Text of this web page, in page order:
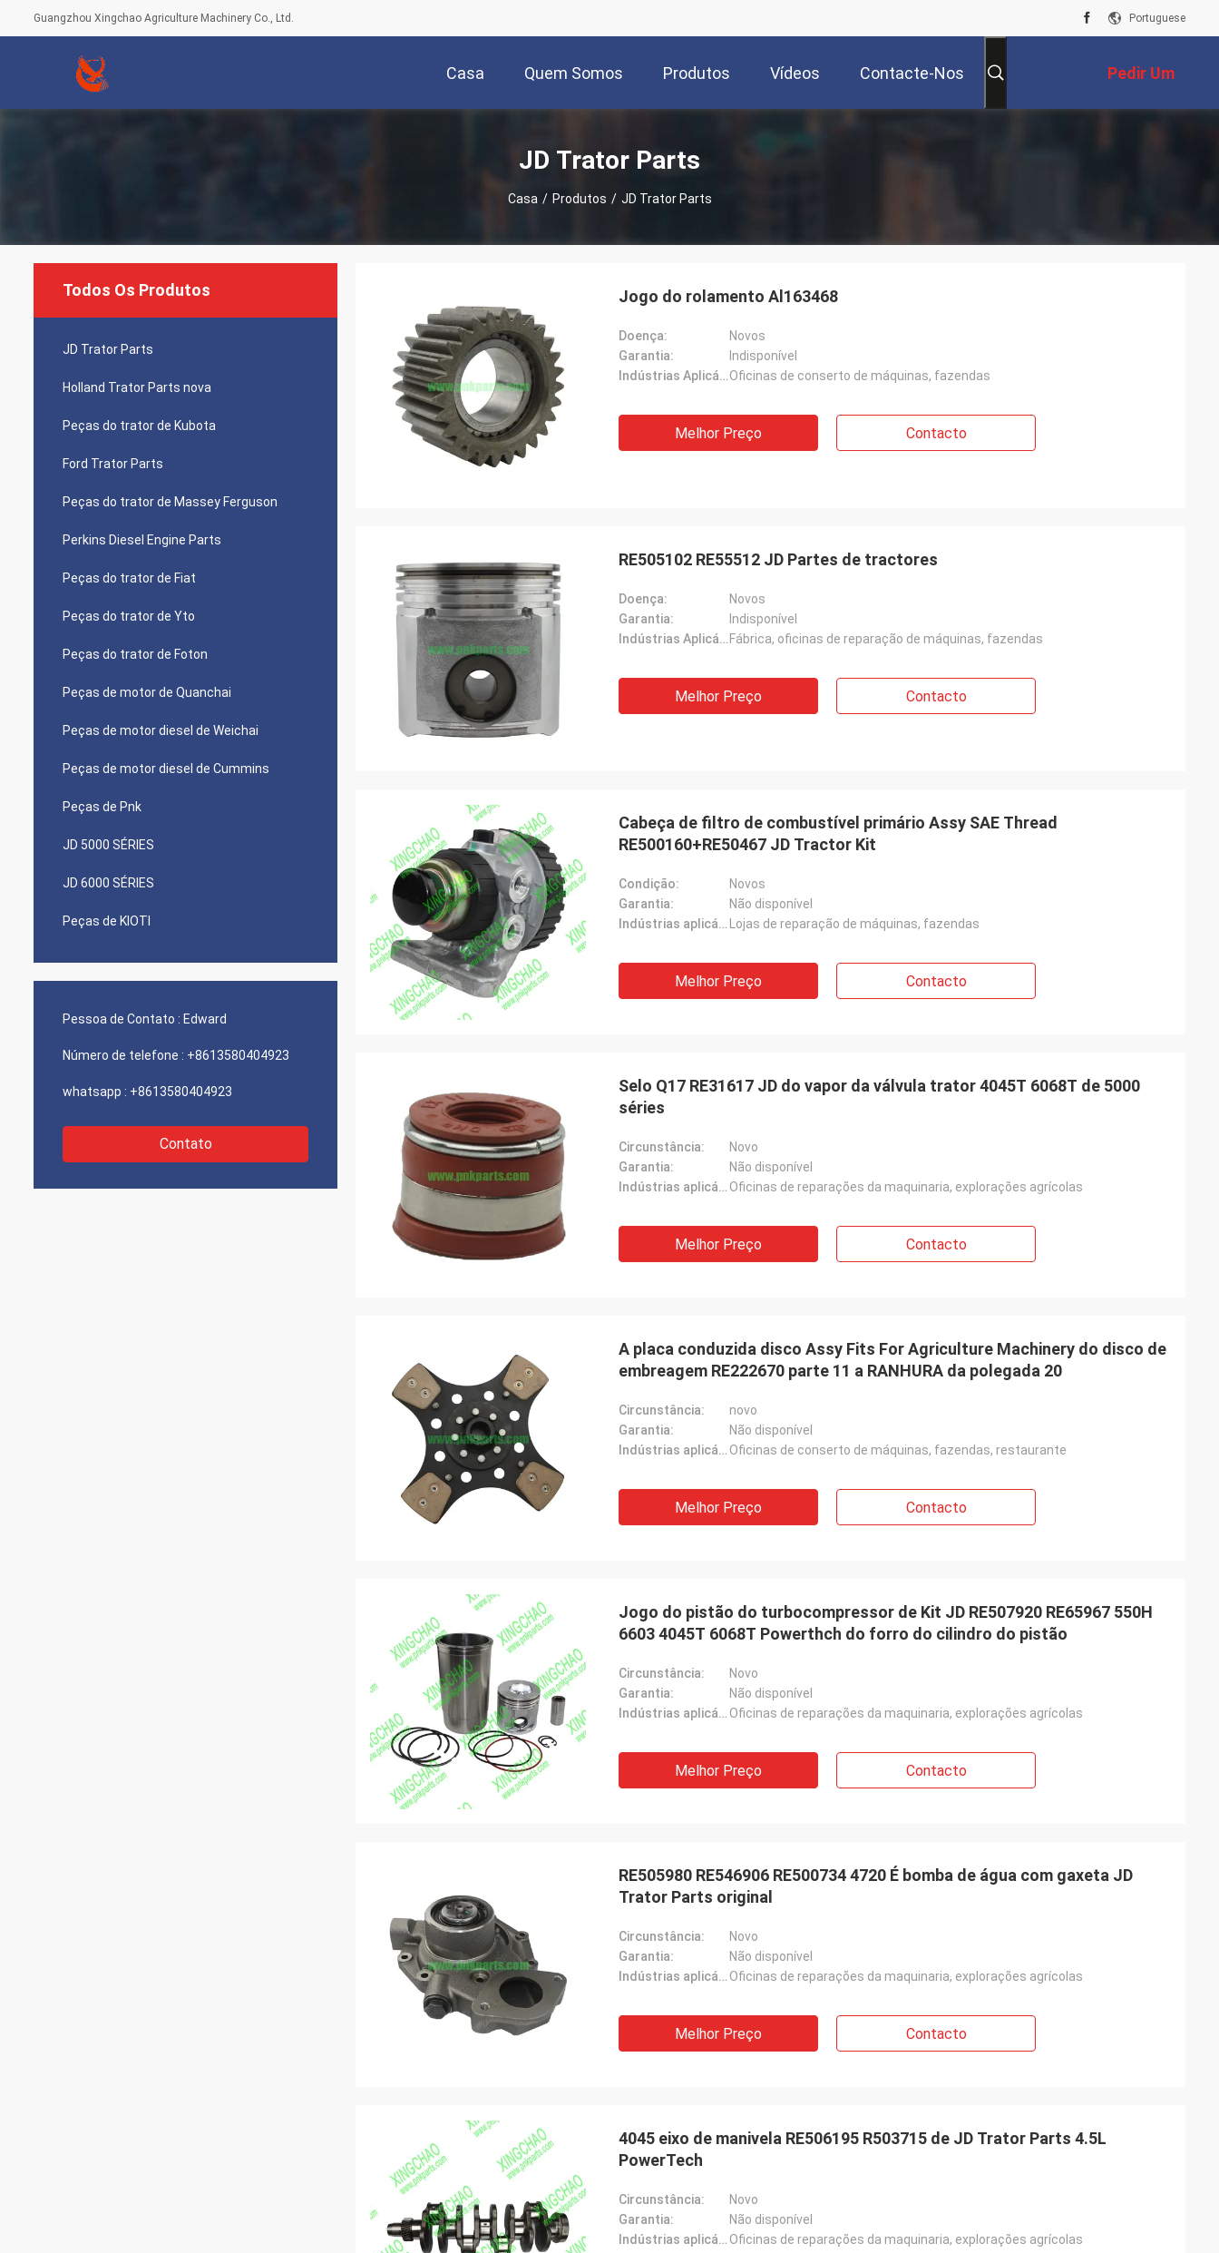
Guangzhou Xingchao Agriculture Machinery Co., Ltd. Portuguese
Casa Quem Somos Produtos Vídeos Contacte-Nos Pedir Um
Orçamento
JD Trator Parts
Casa / Produtos / JD Trator Parts
Todos Os Produtos
JD Trator Parts
Holland Trator Parts nova
Peças do trator de Kubota
Ford Trator Parts
Peças do trator de Massey Ferguson
Perkins Diesel Engine Parts
Peças do trator de Fiat
Peças do trator de Yto
Peças do trator de Foton
Peças de motor de Quanchai
Peças de motor diesel de Weichai
Peças de motor diesel de Cummins
Peças de Pnk
JD 5000 SÉRIES
JD 6000 SÉRIES
Peças de KIOTI
Pessoa de Contato : Edward
Número de telefone : +8613580404923
whatsapp : +8613580404923
Contato
Jogo do rolamento Al163468
Doença:
Novos
Garantia:
Indisponível
Indústrias Aplicáveis:Oficinas de conserto de máquinas, fazendas
Melhor Preço Contacto
RE505102 RE55512 JD Partes de tractores
Doença:
Novos
Garantia:
Indisponível
Indústrias Aplicáveis: Fábrica, oficinas de reparação de máquinas, fazendas
Melhor Preço Contacto
Cabeça de filtro de combustível primário Assy SAE Thread
RE500160+RE50467 JD Tractor Kit
Condição:
Novos
Garantia:
Não disponível
Indústrias aplicáveis:
Lojas de reparação de máquinas, fazendas
Melhor Preço Contacto
Selo Q17 RE31617 JD do vapor da válvula trator 4045T 6068T de 5000
séries
Circunstância:
Novo
Garantia:
Não disponível
Indústrias aplicáveis: Oficinas de reparações da maquinaria, explorações agrícolas
Melhor Preço Contacto
A placa conduzida disco Assy Fits For Agriculture Machinery do disco de
embreagem RE222670 parte 11 a RANHURA da polegada 20
Circunstância:
novo
Garantia:
Não disponível
Indústrias aplicáveis: Oficinas de conserto de máquinas, fazendas, restaurante
Melhor Preço Contacto
Jogo do pistão do turbocompressor de Kit JD RE507920 RE65967 550H
6603 4045T 6068T Powerthch do forro do cilindro do pistão
Circunstância:
Novo
Garantia:
Não disponível
Indústrias aplicáveis: Oficinas de reparações da maquinaria, explorações agrícolas
Melhor Preço Contacto
RE505980 RE546906 RE500734 4720 É bomba de água com gaxeta JD
Trator Parts original
Circunstância:
Novo
Garantia:
Não disponível
Indústrias aplicáveis: Oficinas de reparações da maquinaria, explorações agrícolas
Melhor Preço Contacto
4045 eixo de manivela RE506195 R503715 de JD Trator Parts 4.5L
PowerTech
Circunstância:
Novo
Garantia:
Não disponível
Indústrias aplicáveis: Oficinas de reparações da maquinaria, explorações agrícolas